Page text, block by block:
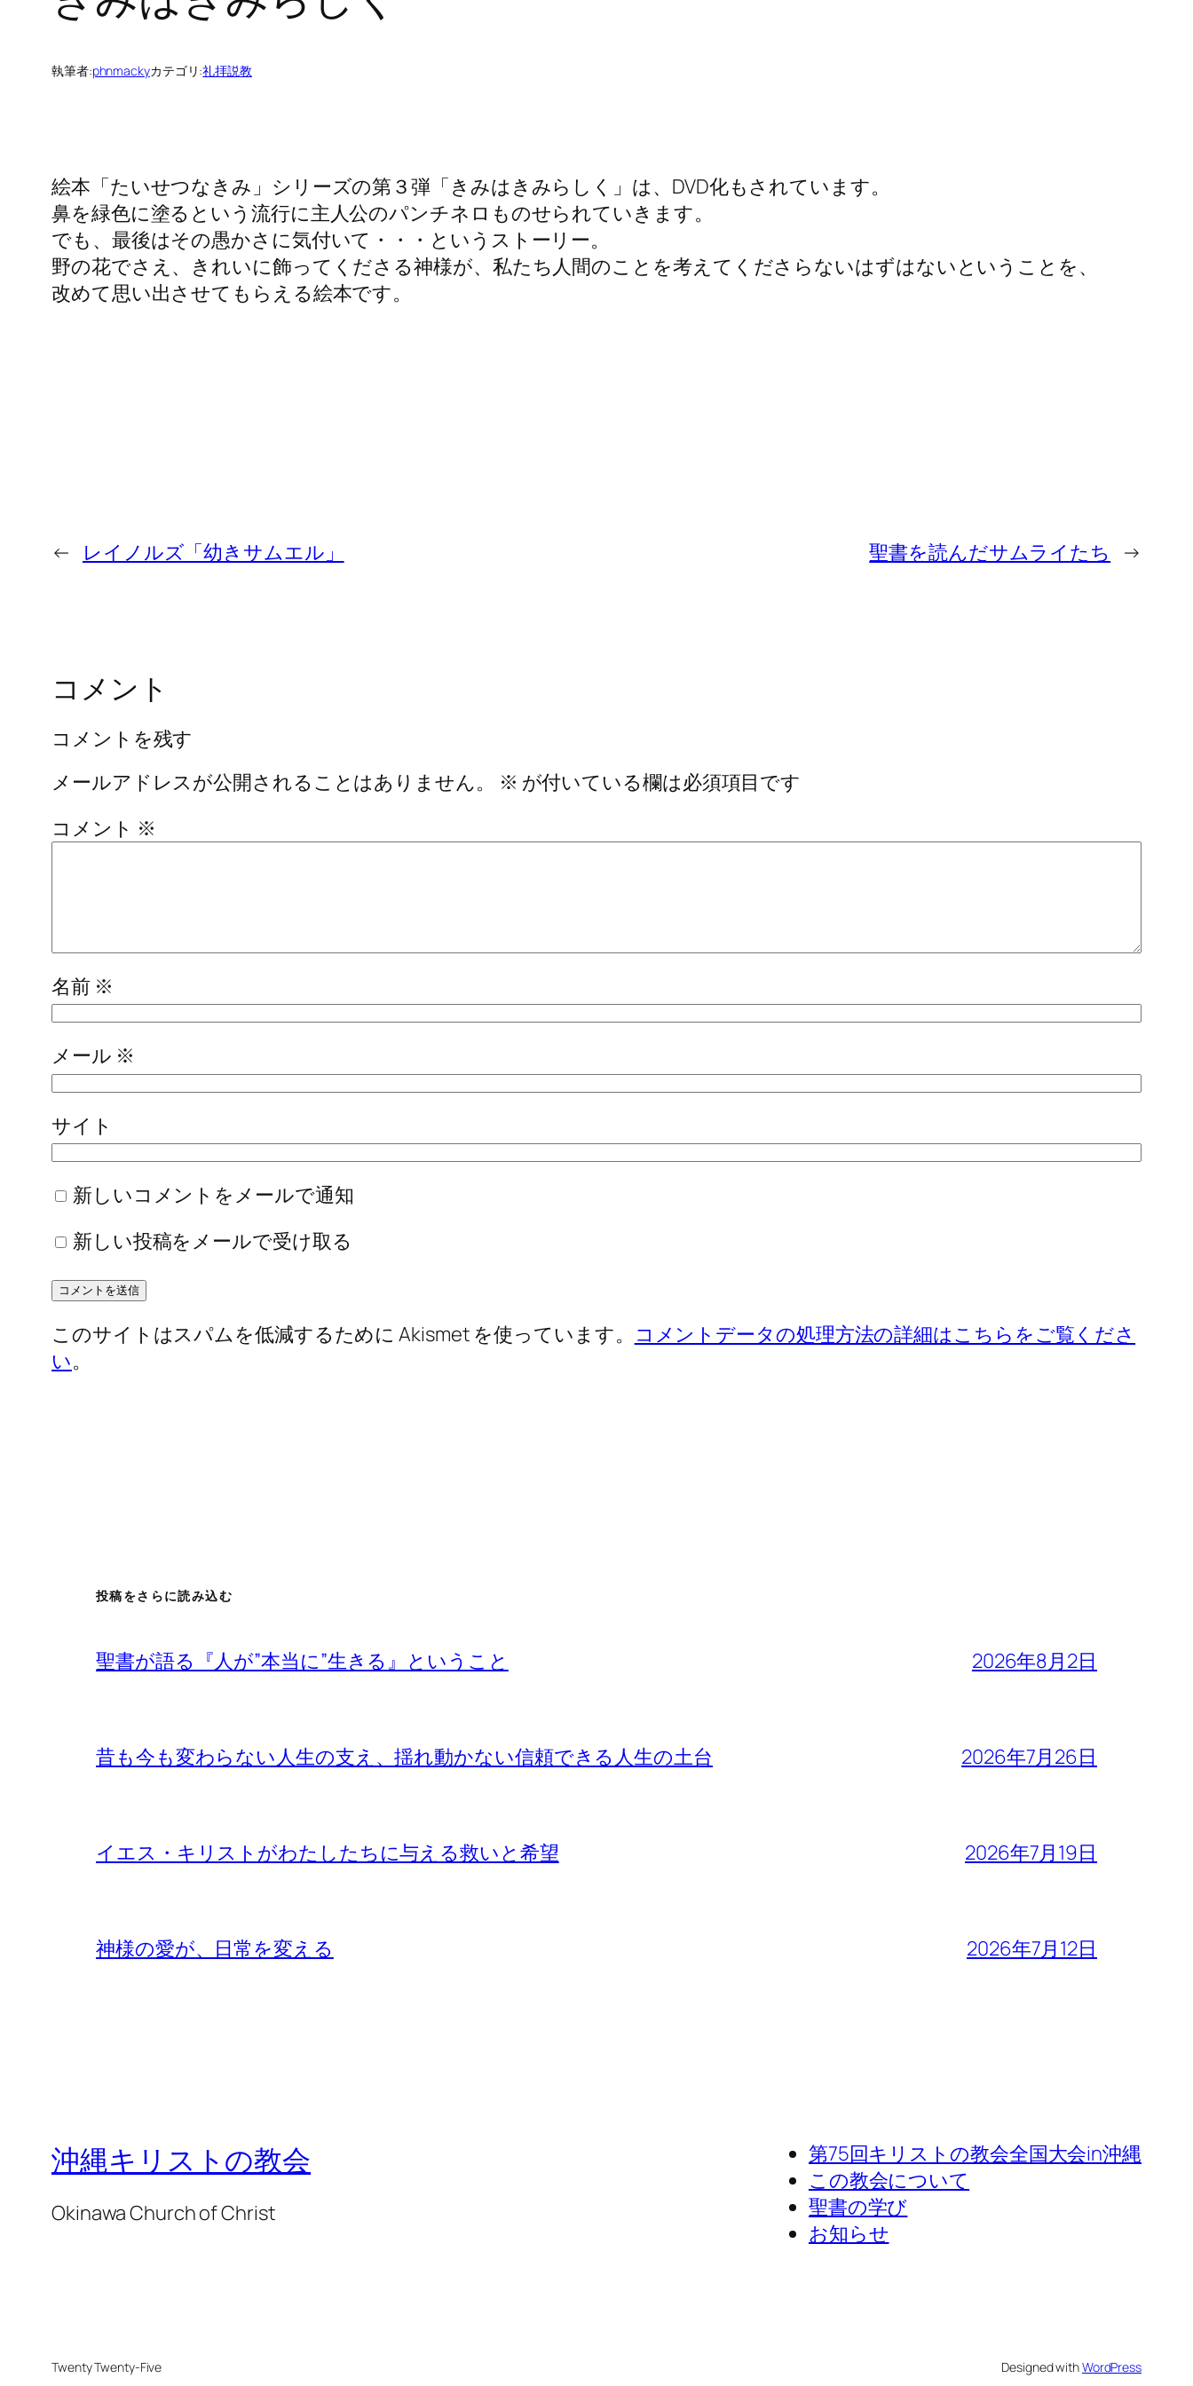
執筆者:phnmackyカテゴリ:礼拝説教
絵本「たいせつなきみ」シリーズの第３弾「きみはきみらしく」は、DVD化もされています。
鼻を緑色に塗るという流行に主人公のパンチネロものせられていきます。
でも、最後はその愚かさに気付いて・・・というストーリー。
野の花でさえ、きれいに飾ってくださる神様が、私たち人間のことを考えてくださらないはずはないということを、
改めて思い出させてもらえる絵本です。
← レイノルズ「幼きサムエル」 聖書を読んだサムライたち →
コメント
コメントを残す
メールアドレスが公開されることはありません。
※ が付いている欄は必須項目です
コメント ※
名前 ※
メール ※
サイト
新しいコメントをメールで通知
新しい投稿をメールで受け取る
このサイトはスパムを低減するために Akismet を使っています。 コメントデータの処理方法の詳細はこちらをご覧くださ
い。
投稿をさらに読み込む
聖書が語る『人が”本当に”生きる』ということ 2026年8月2日
昔も今も変わらない人生の支え、揺れ動かない信頼できる人生の土台 2026年7月26日
イエス・キリストがわたしたちに与える救いと希望 2026年7月19日
神様の愛が、日常を変える 2026年7月12日
沖縄キリストの教会
Okinawa Church of Christ
第75回キリストの教会全国大会in沖縄
この教会について
聖書の学び
お知らせ
Twenty Twenty-Five Designed withWordPress